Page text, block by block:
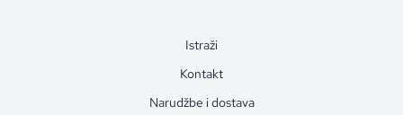
Istraži
Kontakt
Narudžbe i dostava